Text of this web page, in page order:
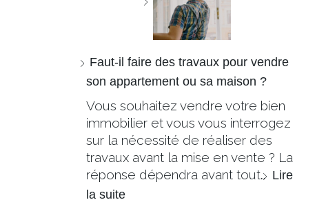
Faut-il faire des travaux pour vendre
son appartement ou sa maison ?
Vous souhaitez vendre votre bien
immobilier et vous vous interrogez
sur la nécessité de réaliser des
travaux avant la mise en vente ? La
réponse dépendra avant tout… Lire
la suite